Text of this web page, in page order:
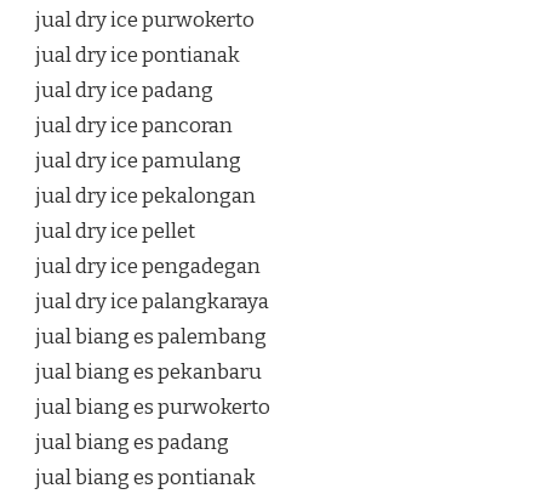
jual dry ice purwokerto
jual dry ice pontianak
jual dry ice padang
jual dry ice pancoran
jual dry ice pamulang
jual dry ice pekalongan
jual dry ice pellet
jual dry ice pengadegan
jual dry ice palangkaraya
jual biang es palembang
jual biang es pekanbaru
jual biang es purwokerto
jual biang es padang
jual biang es pontianak